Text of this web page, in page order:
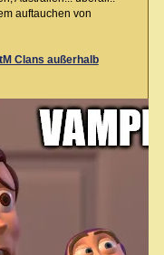
auftauchen von
Clans außerhalb